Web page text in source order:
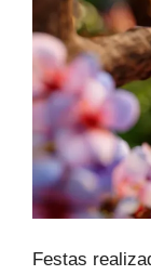
Festas